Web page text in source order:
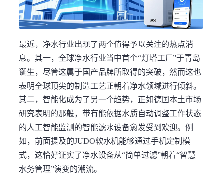
最近，净水行业出现了两个值得予以关注的热点消
息。其一，全球净水行业当中首个“灯塔工厂”于青岛
诞生，尽管这属于国产品牌所取得的突破，然而这也
表明全球顶尖的制造工艺正朝着净水领域进行倾斜。
其二，智能化成为了另一个趋势，正如德国本土市场
研究表明的那般，带有能依据水质自动调整工作状态
的人工智能监测的智能滤水设备愈发受到欢迎。例
如，前面提及的JUDO软水机能够通过手机定制模
式，这恰好证实了净水设备从“简单过滤”朝着“智慧
水务管理”演变的潮流。